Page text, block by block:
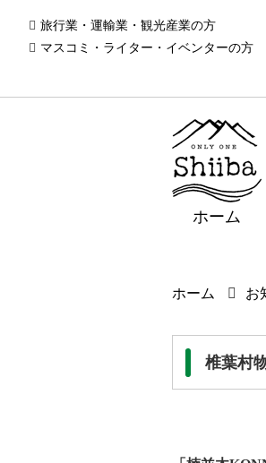
旅行業・運輸業・観光産業の方
マスコミ・ライター・イベンターの方
ホーム
ホーム お
椎葉村